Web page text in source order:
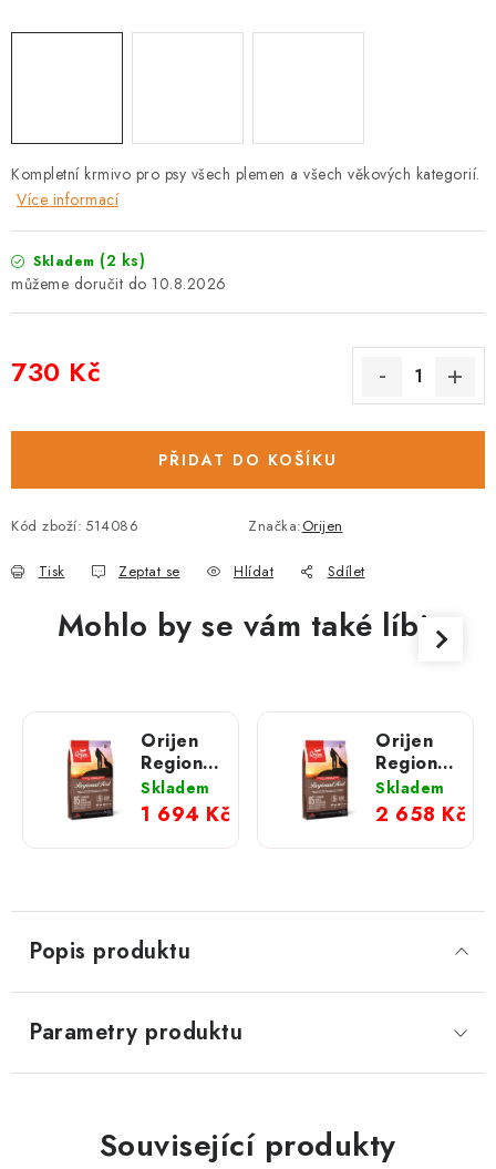
O nás Kontakty
Doprava a platba
Zásady použivání souboru cookies
Hodnocení obchodu
FAQ
Kompletní krmivo pro psy všech plemen a všech věkových kategorií.
Více informací
Skladem (2 ks)
10.8.2026
730 Kč
PŘIDAT DO KOŠÍKU
Kód zboží: 514086 Značka:Orijen
Tisk Zeptat se Hlídat Sdílet
Mohlo by se vám také líbit
Orijen
Regional
Red; 6
kg
Skladem
1 694 Kč
Orijen
Regional
Red;
11,4 kg
Skladem
2 658 Kč
Popis produktu
Parametry produktu
Související produkty